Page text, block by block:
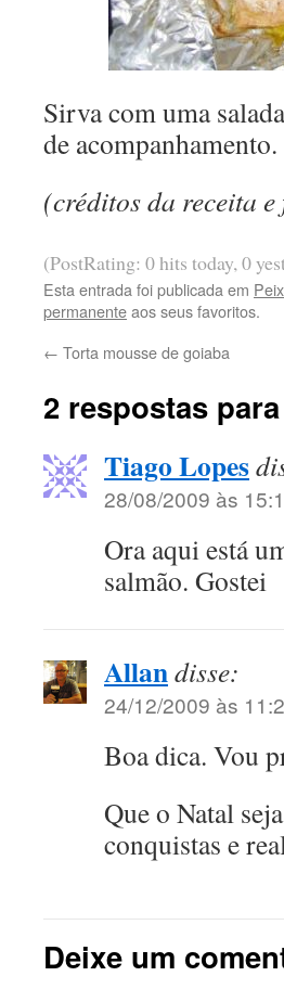
Sirva com uma
de acompanhamento.
(créditos da receita
(PostRating: 0 hits today, 0
Esta entrada foi publicada em
permanenteaos seus favoritos.
← Torta mousse de goiaba
2 respostas para
Tiago Lopes
28/08/2009 às
Ora aqui está
salmão. Gostei
Allandisse:
24/12/2009 às
Boa dica. Vou
Que o Natal
conquistas e
Deixe um